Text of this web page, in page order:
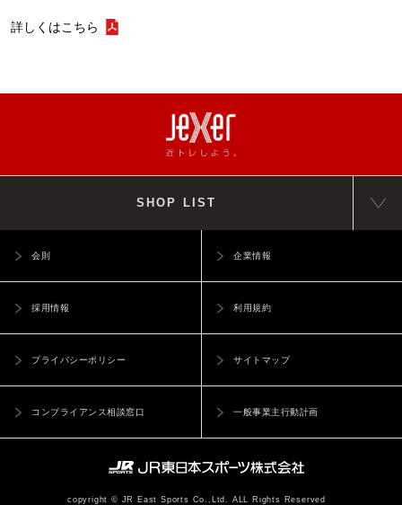
詳しくはこちら
SHOP LIST
copyright © JR East Sports Co.,Ltd. ALL Rights Reserved
会則 企業情報
採用情報 利用規約
プライバシーポリシー サイトマップ
コンプライアンス相談窓口 一般事業主行動計画